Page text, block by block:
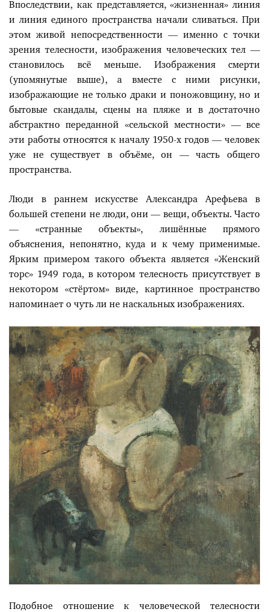
Впоследствии, как представляется, «жизненная» линия
и линия единого пространства начали сливаться. При
этом живой непосредственности — именно с точки
зрения телесности, изображения человеческих тел —
становилось всё меньше. Изображения смерти
(упомянутые выше), а вместе с ними рисунки,
изображающие не только драки и поножовщину, но и
бытовые скандалы, сцены на пляже и в достаточно
абстрактно переданной «сельской местности» — все
эти работы относятся к началу 1950-х годов — человек
уже не существует в объёме, он — часть общего
пространства.
Люди в раннем искусстве Александра Арефьева в
большей степени не люди, они — вещи, объекты. Часто
— «странные объекты», лишённые прямого
объяснения, непонятно, куда и к чему применимые.
Ярким примером такого объекта является «Женский
торс» 1949 года, в котором телесность присутствует в
некотором «стёртом» виде, картинное пространство
напоминает о чуть ли не наскальных изображениях.
Подобное отношение к человеческой телесности